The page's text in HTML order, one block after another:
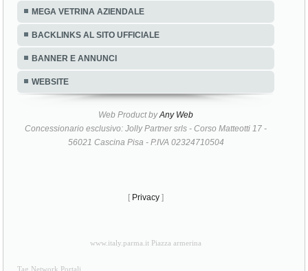
MEGA VETRINA AZIENDALE
BACKLINKS AL SITO UFFICIALE
BANNER E ANNUNCI
WEBSITE
Web Product byAny Web
Concessionario esclusivo: Jolly Partner srls - Corso Matteotti 17 -
56021 Cascina Pisa - P.IVA 02324710504
[ Privacy ]
www.italy.parma.it Piazza armerina
Tag Network Portali